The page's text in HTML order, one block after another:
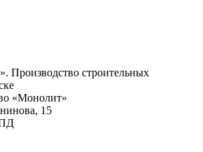
Производство строительных
«Монолит»
15
ПД